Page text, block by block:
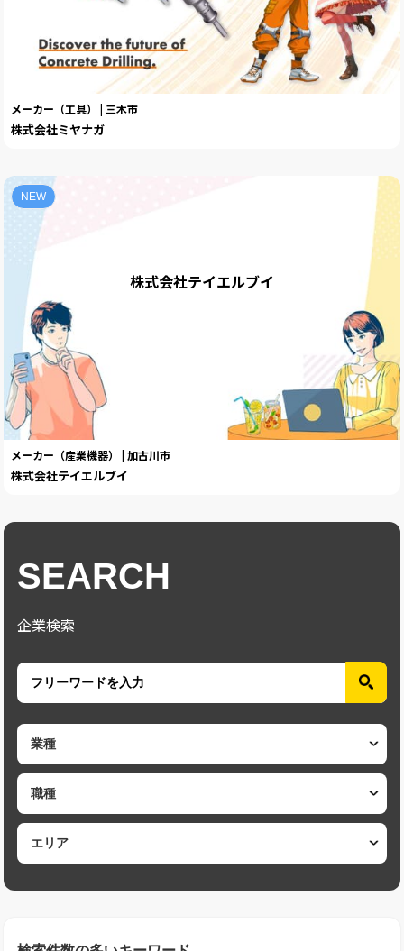
メーカー（工具） | 三木市
株式会社ミヤナガ
株式会社テイエルブイ
NEW
メーカー（産業機器） | 加古川市
株式会社テイエルブイ
SEARCH
企業検索